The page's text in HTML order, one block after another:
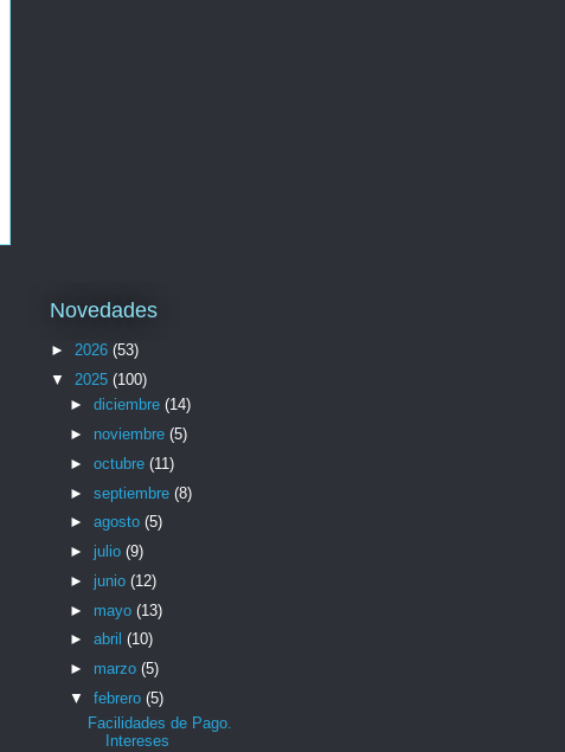
Novedades
► 2026 (53)
▼ 2025 (100)
► diciembre (14)
► noviembre (5)
► octubre (11)
► septiembre (8)
► agosto (5)
► julio (9)
► junio (12)
► mayo (13)
► abril (10)
► marzo (5)
▼ febrero (5)
Facilidades de Pago.
Intereses